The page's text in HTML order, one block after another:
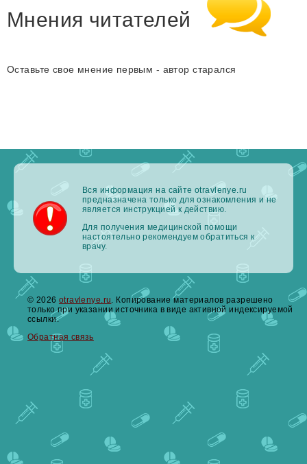
Мнения читателей
Оставьте свое мнение первым - автор старался
Вся информация на сайте otravlenye.ru
предназначена только для ознакомления и не
является инструкцией к действию.
Для получения медицинской помощи
настоятельно рекомендуем обратиться к
врачу.
© 2026 otravlenye.ru. Копирование материалов разрешено
только при указании источника в виде активной индексируемой
ссылки.
Обратная связь